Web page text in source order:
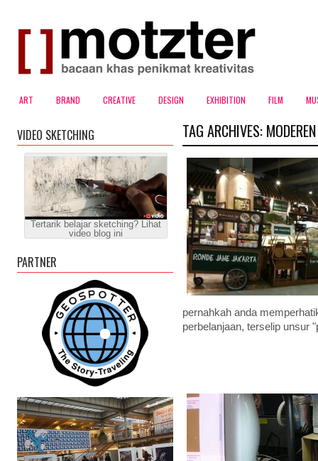
ART BRAND CREATIVE DESIGN EXHIBITION FILM
TAG ARCHIVES: MODEREN
pernahkah anda
perbelanjaan, terselip unsur
VIDEO SKETCHING
Tertarik belajar sketching? Lihat
video blog ini
PARTNER